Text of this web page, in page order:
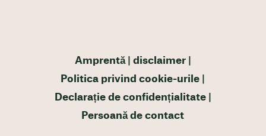
Amprentă
disclaimer
Politica privind cookie-urile
Declarație de confidențialitate
Persoană de contact